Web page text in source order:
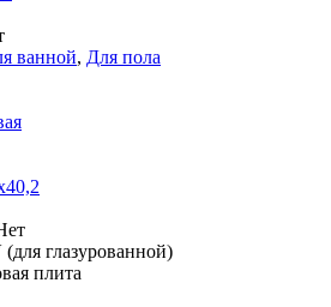
ванной, Для пола
глазурованной)
плита